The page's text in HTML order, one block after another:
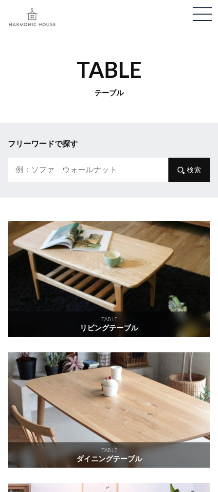
メ
TABLE
テーブル
フリーワードで探す
検索
TABLE
リビングテーブル
TABLE
ダイニングテーブル